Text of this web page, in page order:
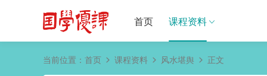
首页 课程资料
当前位置： 首页 课程资料 风水堪舆 正文